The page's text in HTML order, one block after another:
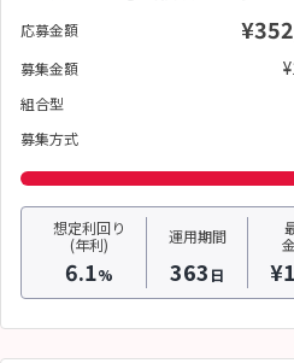
応募金額
募集金額
組合型
募集方式
想定利回り
(年利)
6.1%
運用期間
363 日